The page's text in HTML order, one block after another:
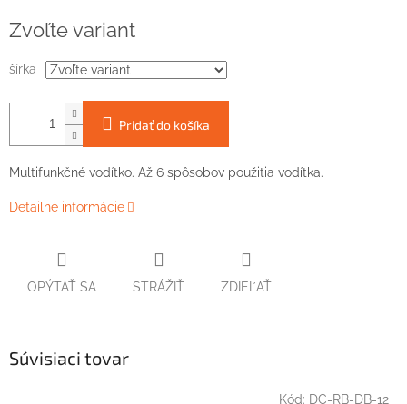
cena:
Zvoľte variant
šírka
Pridať do košíka
Multifunkčné vodítko. Až 6 spôsobov použitia vodítka.
Detailné informácie
OPÝTAŤ SA STRÁŽIŤ ZDIEĽAŤ
Súvisiaci tovar
Kód: DC-RB-DB-12